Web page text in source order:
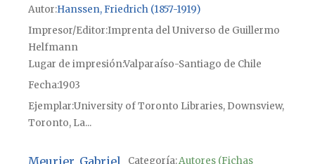
Autor Hanssen, Friedrich (1857-1919)
Impresor/Editor Imprenta del Universo de Guillermo
Helfmann
Lugar de impresiónValparaíso-Santiago de Chile
Fecha1903
Ejemplar University of Toronto Libraries, Downsview,
Toronto, La...
Meurier, Gabriel Categoría:Autores (Fichas